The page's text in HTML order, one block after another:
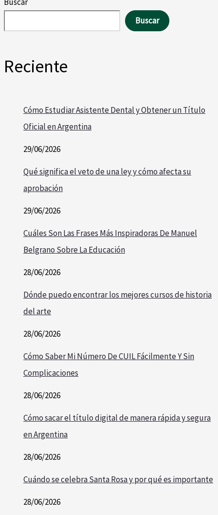
Buscar
Reciente
Cómo Estudiar Asistente Dental y Obtener un Título
Oficial en Argentina
29/06/2026
Qué significa el veto de una ley y cómo afecta su
aprobación
29/06/2026
Cuáles Son Las Frases Más Inspiradoras De Manuel
Belgrano Sobre La Educación
28/06/2026
Dónde puedo encontrar los mejores cursos de historia
del arte
28/06/2026
Cómo Saber Mi Número De CUIL Fácilmente Y Sin
Complicaciones
28/06/2026
Cómo sacar el título digital de manera rápida y segura
en Argentina
28/06/2026
Cuándo se celebra Santa Rosa y por qué es importante
28/06/2026